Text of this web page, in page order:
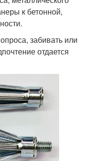
к бетонной,
забивать или
отдается